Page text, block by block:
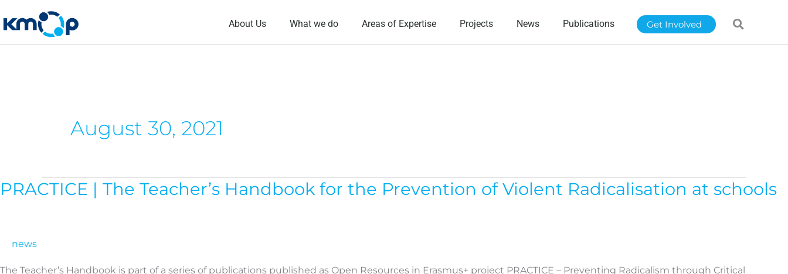
to
content
About Us What we do Areas of Expertise Projects News Publications Get Involved
August 30, 2021
PRACTICE | The Teacher’s Handbook for the Prevention of Violent Radicalisation at schools
news
The Teacher’s Handbook is part of a series of publications published as Open Resources in Erasmus+ project PRACTICE – Preventing Radicalism through Critical
PRACTICE
for